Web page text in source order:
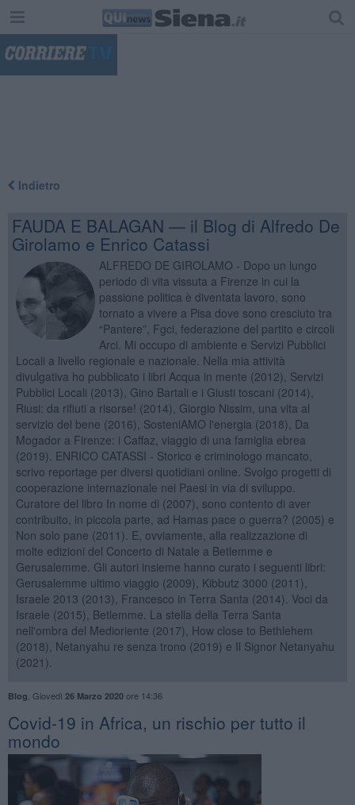
Indietro
FAUDA E BALAGAN — il Blog di Alfredo De
Girolamo e Enrico Catassi
ALFREDO DE GIROLAMO - Dopo un lungo
periodo di vita vissuta a Firenze in cui la
passione politica è diventata lavoro, sono
tornato a vivere a Pisa dove sono cresciuto tra
“Pantere”, Fgci, federazione del partito e circoli
Arci. Mi occupo di ambiente e Servizi Pubblici
Locali a livello regionale e nazionale. Nella mia attività
divulgativa ho pubblicato i libri Acqua in mente (2012), Servizi
Pubblici Locali (2013), Gino Bartali e i Giusti toscani (2014),
Riusi: da rifiuti a risorse! (2014), Giorgio Nissim, una vita al
servizio del bene (2016), SosteniAMO l'energia (2018), Da
Mogador a Firenze: i Caffaz, viaggio di una famiglia ebrea
(2019). ENRICO CATASSI - Storico e criminologo mancato,
scrivo reportage per diversi quotidiani online. Svolgo progetti di
cooperazione internazionale nei Paesi in via di sviluppo.
Curatore del libro In nome di (2007), sono contento di aver
contribuito, in piccola parte, ad Hamas pace o guerra? (2005) e
Non solo pane (2011). E, ovviamente, alla realizzazione di
molte edizioni del Concerto di Natale a Betlemme e
Gerusalemme. Gli autori insieme hanno curato i seguenti libri:
Gerusalemme ultimo viaggio (2009), Kibbutz 3000 (2011),
Israele 2013 (2013), Francesco in Terra Santa (2014). Voci da
Israele (2015), Betlemme. La stella della Terra Santa
nell'ombra del Medioriente (2017), How close to Bethlehem
(2018), Netanyahu re senza trono (2019) e Il Signor Netanyahu
(2021).
Blog Giovedì 26 Marzo 2020ore 14:36
Covid-19 in Africa, un rischio per tutto il
mondo